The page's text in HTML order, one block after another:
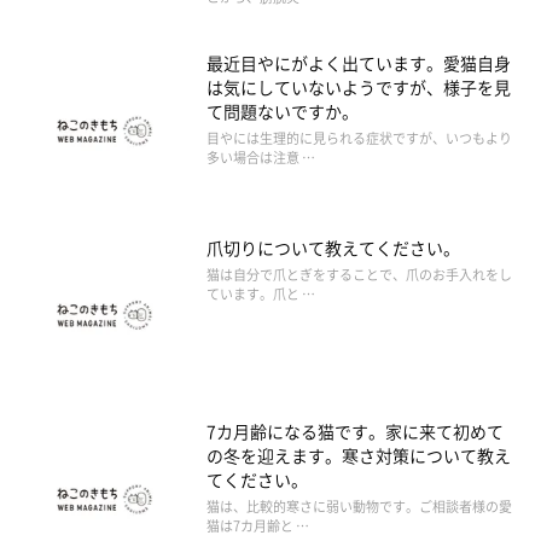
最近目やにがよく出ています。愛猫自身
は気にしていないようですが、様子を見
て問題ないですか。
目やには生理的に見られる症状ですが、いつもより
多い場合は注意 …
爪切りについて教えてください。
猫は自分で爪とぎをすることで、爪のお手入れをし
ています。爪と …
7カ月齢になる猫です。家に来て初めて
の冬を迎えます。寒さ対策について教え
てください。
猫は、比較的寒さに弱い動物です。ご相談者様の愛
猫は7カ月齢と …